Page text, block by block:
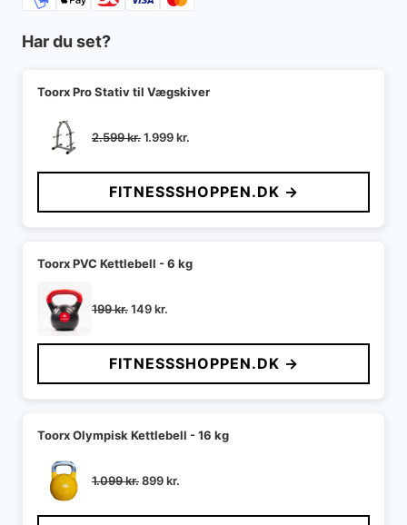
Har du set?
Toorx Pro Stativ til Vægskiver
2.599kr.Den
pris
var:
2.599 kr..
1.999kr.
pris
er:
1.999 kr..
FITNESSSHOPPEN.DK →
Toorx PVC Kettlebell - 6 kg
199kr.Den
pris
var:
199 kr..
149kr.
pris
er:
149 kr..
FITNESSSHOPPEN.DK →
Toorx Olympisk Kettlebell - 16 kg
1.099kr.Den
pris
899kr.
pris